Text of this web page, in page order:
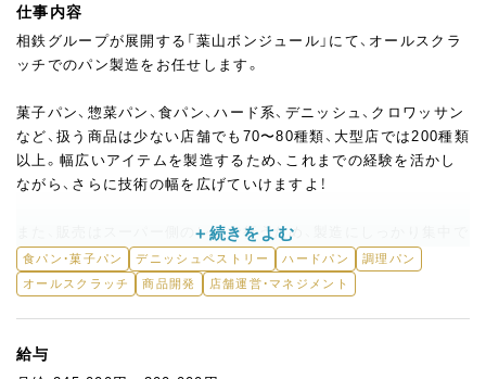
仕事内容
相鉄グループが展開する「葉山ボンジュール」にて、オールスクラ
ッチでのパン製造をお任せします。
菓子パン、惣菜パン、食パン、ハード系、デニッシュ、クロワッサン
など、扱う商品は少ない店舗でも70〜80種類、大型店では200種類
以上。幅広いアイテムを製造するため、これまでの経験を活かし
ながら、さらに技術の幅を広げていけますよ！
また、販売はスーパー側のレジで行うため、製造にしっかり集中で
きる環境。
将来的には商品開発や管理業務へのステップアップも可能です◎
あります。ブランド独自の製法や品質基準を学んだうえで配属と
なるため、ブランクがある方も安心してスタートできます。
食パン・菓子パン デニッシュペストリー ハードパン
調理パン
オールスクラッチ
商品開発 店舗運営・マネジメント
給与